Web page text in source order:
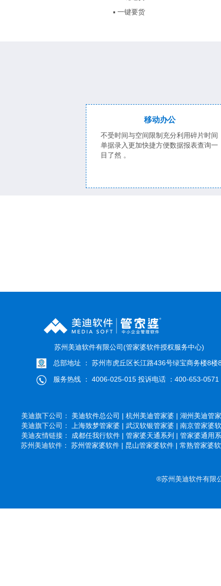
▪ 一键要货
移动办公
不受时间与空间限制充分利用碎片时间
单据录入更加快捷方便数据报表查询一
目了然 。
苏州美迪软件有限公司(管家婆软件授权服务中心)
总部地址 ： 苏州市虎丘区长江路436号绿宝商务楼8楼
服务热线 ： 4006-025-015 投诉电话 ：400-653-0571
美迪旗下公司： 美迪软件总公司 | 杭州美迪管家婆 | 湖州美迪管
美迪旗下公司：
上海致梦管家婆 | 武汉软银管家婆 | 南京管家婆
美迪友情链接： 成都任我行软件 | 管家婆天通系列 | 管家婆通用
苏州美迪软件： 苏州管家婆软件 | 昆山管家婆软件 | 常熟管家婆
®苏州美迪软件有限